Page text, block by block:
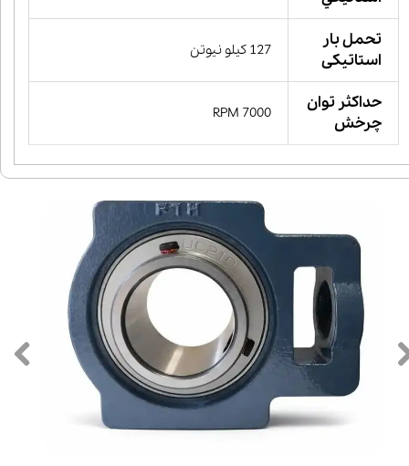
تحمل بار
استاتیکی
127 کیلو نیوتن
حداکثر توان
چرخش
7000 RPM